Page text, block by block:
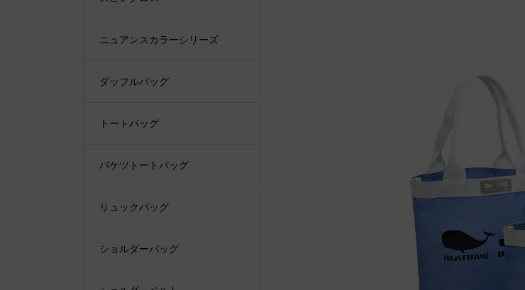
ニュアンスカラーシリーズ
ダッフルバッグ
トートバッグ
バケツトートバッグ
リュックバッグ
ショルダーバッグ